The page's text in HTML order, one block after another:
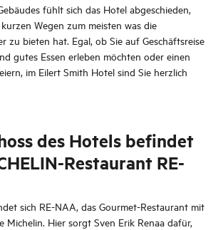
fühlt sich das Hotel abgeschieden,
Wegen zum meisten was die
zu bieten hat. Egal, ob Sie auf Geschäftsreise
gutes Essen erleben möchten oder einen
im Eilert Smith Hotel sind Sie herzlich
des Hotels befindet
Restaurant RE-
sich RE-NAA, das Gourmet-Restaurant mit
Michelin. Hier sorgt Sven Erik Renaa dafür,